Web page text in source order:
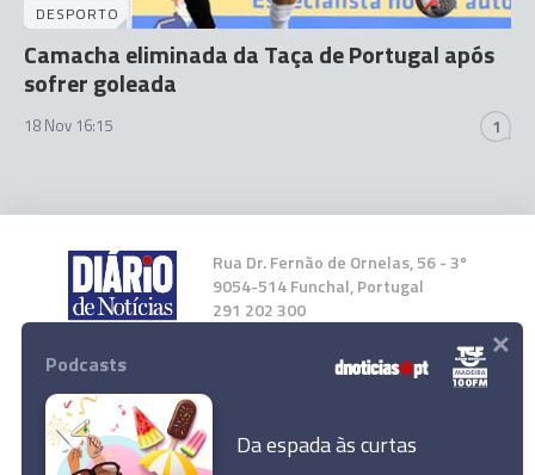
DESPORTO
Camacha eliminada da Taça de Portugal após
sofrer goleada
18 Nov 16:15 1
Rua Dr. Fernão de Ornelas, 56 - 3º
9054-514 Funchal, Portugal
291 202 300
Instale a nossa App
Podcasts
Da espada às curtas
×